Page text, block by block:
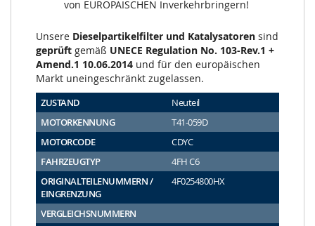
von EUROPÄISCHEN Inverkehrbringern!
Unsere Dieselpartikelfilter und Katalysatoren sind
geprüft gemäß UNECE Regulation No. 103-Rev.1 +
Amend.1 10.06.2014 und für den europäischen
Markt uneingeschränkt zugelassen.
ZUSTAND
Neuteil
MOTORKENNUNG
T41-059D
MOTORCODE
CDYC
FAHRZEUGTYP
4FH C6
ORIGINALTEILENUMMERN /
EINGRENZUNG
4F0254800HX
VERGLEICHSNUMMERN